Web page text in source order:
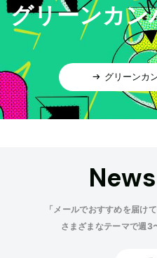
グリーンカン
グリーンカ
「メールでおすすめを届け
さまざまなテーマで週3